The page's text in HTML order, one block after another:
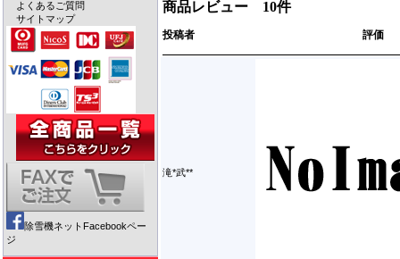
よくあるご質問
サイトマップ
除雪機ネットFacebookペー
ジ
商品レビュー 10件
投稿者 評価
滝*武**